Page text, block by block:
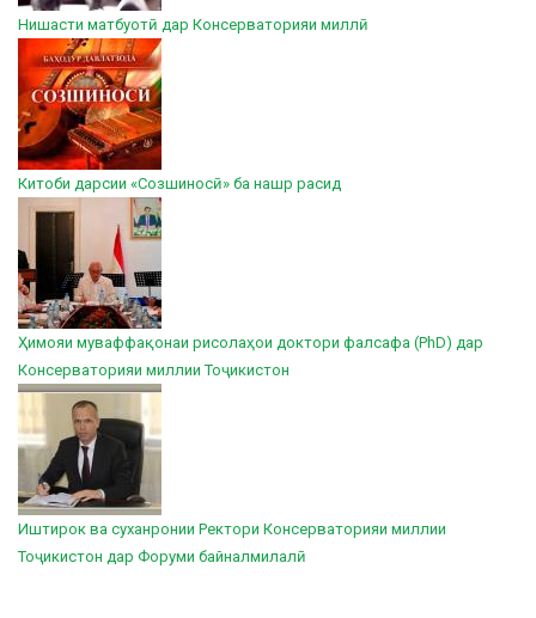
Нишасти матбуотӣ дар Консерваторияи миллӣ
Китоби дарсии «Созшиносӣ» ба нашр расид
Ҳимояи муваффақонаи рисолаҳои доктори фалсафа (PhD) дар
Консерваторияи миллии Тоҷикистон
Иштирок ва суханронии Ректори Консерваторияи миллии
Тоҷикистон дар Форуми байналмилалӣ